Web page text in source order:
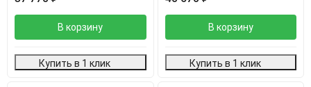
В корзину
Купить в 1 клик
В корзину
Купить в 1 клик